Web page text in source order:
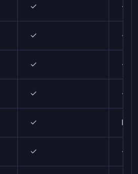
✓ ✓
✓ ✓
✓ ✓
✓ ✓
✓ N/A
✓ ✓